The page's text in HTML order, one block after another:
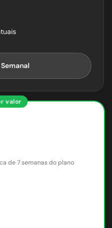
valor
de 7 semanas do plano